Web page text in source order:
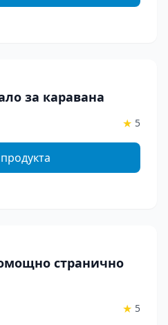
за каравана
★ 5
странично
★ 5